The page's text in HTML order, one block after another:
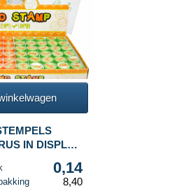
IN DISPLAY
0,14
8,40